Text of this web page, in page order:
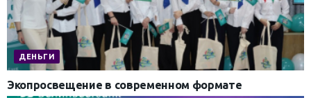
ДЕНЬГИ
Экопросвещение в современном формате